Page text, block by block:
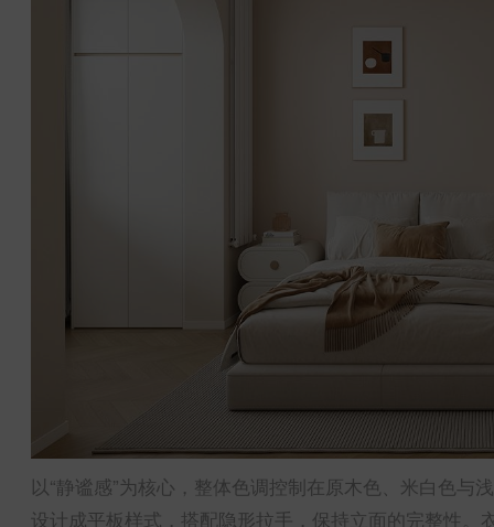
以“静谧感”为核心，整体色调控制在原木色、米白色
设计成平板样式，搭配隐形拉手，保持立面的完整性